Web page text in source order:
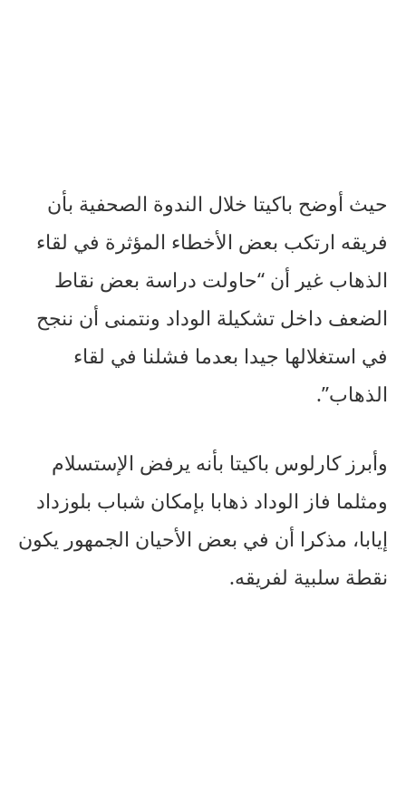
حيث أوضح باكيتا خلال الندوة الصحفية بأن
فريقه ارتكب بعض الأخطاء المؤثرة في لقاء
الذهاب غير أن “حاولت دراسة بعض نقاط
الضعف داخل تشكيلة الوداد ونتمنى أن ننجح
في استغلالها جيدا بعدما فشلنا في لقاء
الذهاب”.
وأبرز كارلوس باكيتا بأنه يرفض الإستسلام
ومثلما فاز الوداد ذهابا بإمكان شباب بلوزداد
إيابا، مذكرا أن في بعض الأحيان الجمهور يكون
نقطة سلبية لفريقه.